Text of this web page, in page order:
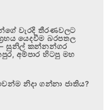
වැරදි තීරණවලට
යෙදවීම බරපතල
සුනිල් කන්නන්ගර
අම්පාර හිටපු මහ
නිදා ගන්නා ජාතිය?